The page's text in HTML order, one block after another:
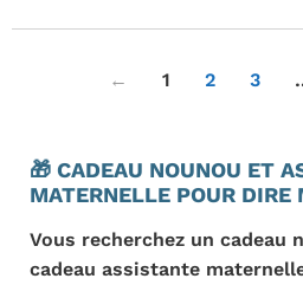
i
i
e
,
← 1 2 3
🎁 CADEAU NOUNOU ET
MATERNELLE POUR DIRE
Vous recherchez un cadeau
cadeau assistante